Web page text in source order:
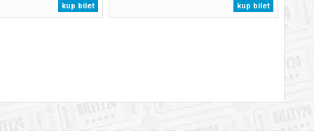
kup bilet
kup bilet